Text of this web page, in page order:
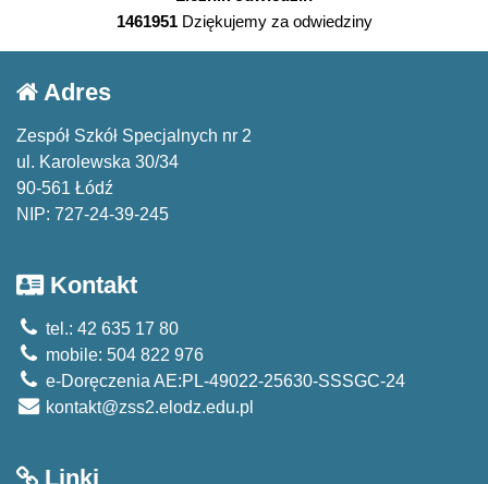
1461951Dziękujemy za odwiedziny
Adres
Zespół Szkół Specjalnych nr 2
ul. Karolewska 30/34
90-561 Łódź
NIP: 727-24-39-245
Kontakt
tel.: 42 635 17 80
mobile: 504 822 976
e-Doręczenia AE:PL-49022-25630-SSSGC-24
kontakt@zss2.elodz.edu.pl
Linki